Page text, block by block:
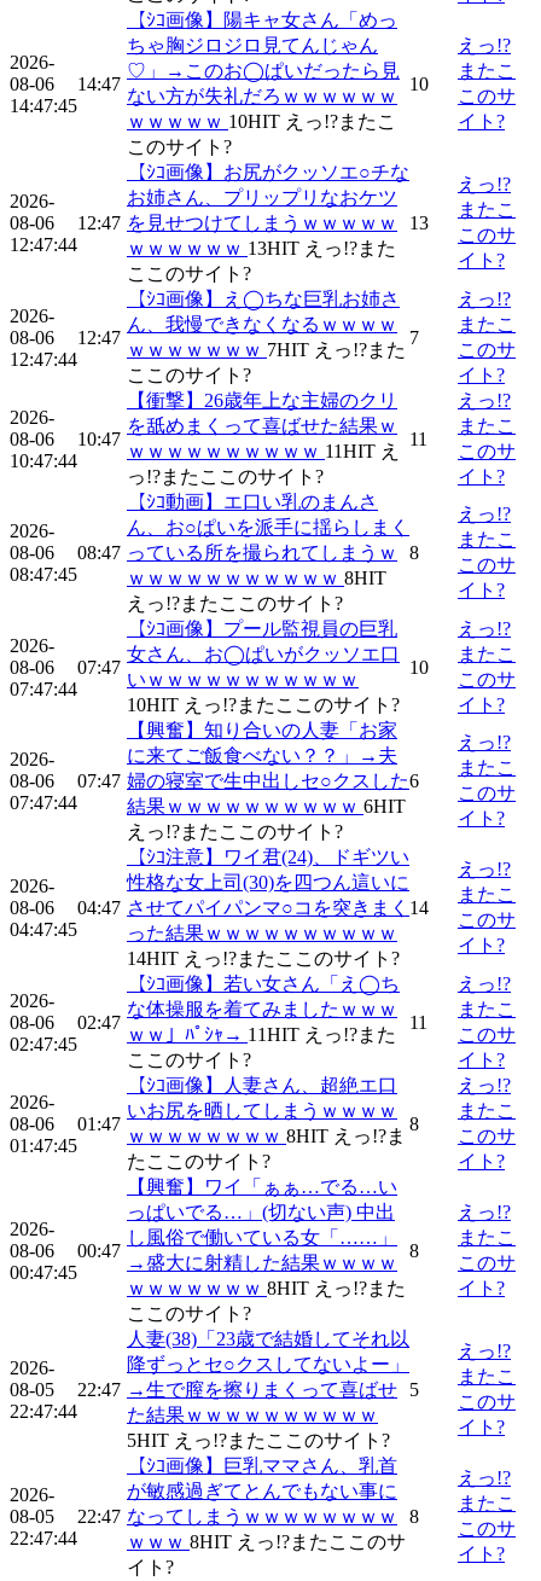
2026-
08-06
14:47:45
14:47
【ｼｺ画像】陽キャ女さん「めっ
ちゃ胸ジロジロ見てんじゃん
♡」→このお◯ぱいだったら見
ない方が失礼だろｗｗｗｗｗｗ
ｗｗｗｗｗ 10HIT えっ!?またこ
このサイト?
10
えっ!?
またこ
このサ
イト?
2026-
08-06
12:47:44
12:47
【ｼｺ画像】お尻がクッソエ○チな
お姉さん、プリップリなおケツ
を見せつけてしまうｗｗｗｗｗ
ｗｗｗｗｗｗ 13HIT えっ!?また
ここのサイト?
13
えっ!?
またこ
このサ
イト?
2026-
08-06
12:47:44
12:47
【ｼｺ画像】え◯ちな巨乳お姉さ
ん、我慢できなくなるｗｗｗｗ
ｗｗｗｗｗｗｗ 7HIT えっ!?また
ここのサイト?
7
えっ!?
またこ
このサ
イト?
2026-
08-06
10:47:44
10:47
【衝撃】26歳年上な主婦のクリ
を舐めまくって喜ばせた結果ｗ
ｗｗｗｗｗｗｗｗｗｗ 11HIT え
っ!?またここのサイト?
11
えっ!?
またこ
このサ
イト?
2026-
08-06
08:47:45
08:47
【ｼｺ動画】エ口い乳のまんさ
ん、お○ぱいを派手に揺らしまく
っている所を撮られてしまうｗ
ｗｗｗｗｗｗｗｗｗｗｗ 8HIT
えっ!?またここのサイト?
8
えっ!?
またこ
このサ
イト?
2026-
08-06
07:47:44
07:47
【ｼｺ画像】プール監視員の巨乳
女さん、お◯ぱいがクッソエ口
いｗｗｗｗｗｗｗｗｗｗｗ
10HIT えっ!?またここのサイト?
10
えっ!?
またこ
このサ
イト?
2026-
08-06
07:47:44
07:47
【興奮】知り合いの人妻「お家
に来てご飯食べない？？」→夫
婦の寝室で生中出しセ○クスした
結果ｗｗｗｗｗｗｗｗｗｗ 6HIT
えっ!?またここのサイト?
6
えっ!?
またこ
このサ
イト?
2026-
08-06
04:47:45
04:47
【ｼｺ注意】ワイ君(24)、ドギツい
性格な女上司(30)を四つん這いに
させてパイパンマ○コを突きまく
った結果ｗｗｗｗｗｗｗｗｗｗ
14HIT えっ!?またここのサイト?
14
えっ!?
またこ
このサ
イト?
2026-
08-06
02:47:45
02:47
【ｼｺ画像】若い女さん「え◯ち
な体操服を着てみましたｗｗｗ
ｗｗ」ﾊﾟｼｬ→ 11HIT えっ!?また
ここのサイト?
11
えっ!?
またこ
このサ
イト?
2026-
08-06
01:47:45
01:47
【ｼｺ画像】人妻さん、超絶エ口
いお尻を晒してしまうｗｗｗｗ
ｗｗｗｗｗｗｗｗ 8HIT えっ!?ま
たここのサイト?
8
えっ!?
またこ
このサ
イト?
2026-
08-06
00:47:45
00:47
【興奮】ワイ「ぁぁ…でる…い
っぱいでる…」(切ない声) 中出
し風俗で働いている女「……」
→盛大に射精した結果ｗｗｗｗ
ｗｗｗｗｗｗｗ 8HIT えっ!?また
ここのサイト?
8
えっ!?
またこ
このサ
イト?
2026-
08-05
22:47:44
22:47
人妻(38)「23歳で結婚してそれ以
降ずっとセ○クスしてないよー」
→生で膣を擦りまくって喜ばせ
た結果ｗｗｗｗｗｗｗｗｗｗ
5HIT えっ!?またここのサイト?
5
えっ!?
またこ
このサ
イト?
2026-
08-05
22:47:44
22:47
【ｼｺ画像】巨乳ママさん、乳首
が敏感過ぎてとんでもない事に
なってしまうｗｗｗｗｗｗｗｗ
ｗｗｗ 8HIT えっ!?またここのサ
イト?
8
えっ!?
またこ
このサ
イト?